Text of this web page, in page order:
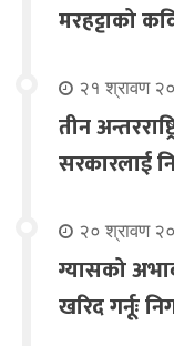
मरहट्टाको
२१ श्रावण
तीन
सरकारलाई
२० श्रावण
ग्यासको
खरिद गर्नूः